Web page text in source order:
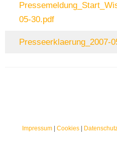
05-30.pdf
Presseerklaerung_2007-
Impressum | Cookies |